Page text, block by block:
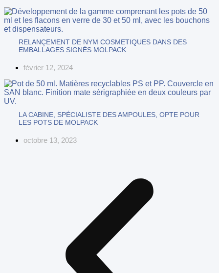
RELANÇEMENT DE NYM COSMETIQUES DANS DES
EMBALLAGES SIGNÉS MOLPACK
février 12, 2024
LA CABINE, SPÉCIALISTE DES AMPOULES, OPTE POUR
LES POTS DE MOLPACK
octobre 13, 2023